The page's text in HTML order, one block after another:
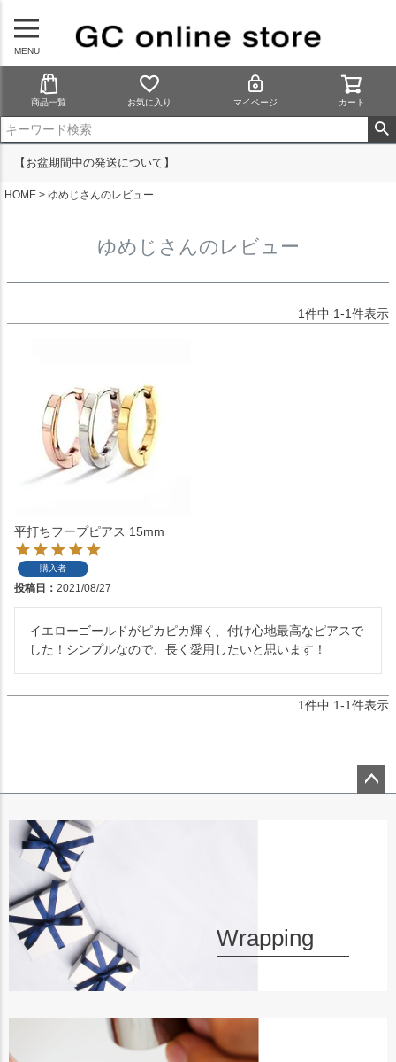
MENU
商品一覧 お気に入り マイページ カート
【お盆期間中の発送について】
HOME ゆめじさんのレビュー
ゆめじさんのレビュー
1件中 1-1件表示
平打ちフープピアス 15mm
購入者
投稿日 2021/08/27
イエローゴールドがピカピカ輝く、付け心地最高なピアスで
した！シンプルなので、長く愛用したいと思います！
1件中 1-1件表示
Wrapping